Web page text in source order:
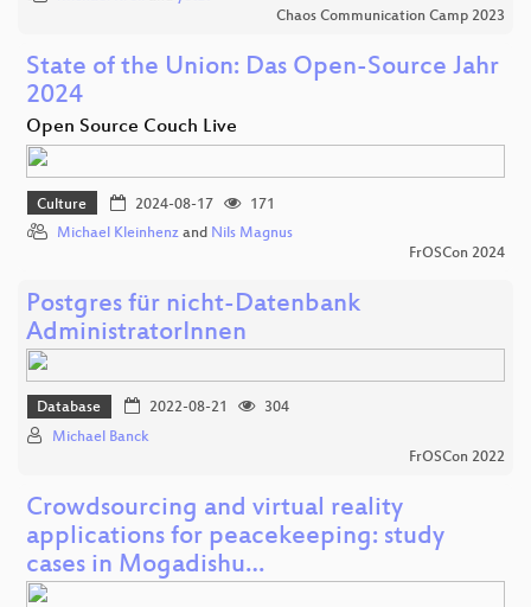
Chaos Communication Camp 2023
State of the Union: Das Open-Source Jahr
2024
Open Source Couch Live
Culture 2024-08-17
171
Michael Kleinhenz and Nils Magnus
FrOSCon 2024
Postgres für nicht-Datenbank
AdministratorInnen
Database 2022-08-21
304
Michael Banck
FrOSCon 2022
Crowdsourcing and virtual reality
applications for peacekeeping: study
cases in Mogadishu…